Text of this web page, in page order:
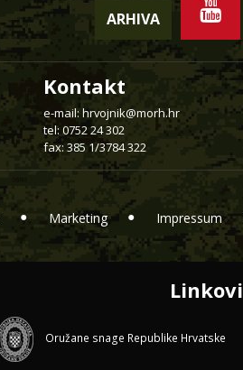
ARHIVA
Kontakt
e-mail: hrvojnik@morh.hr
tel: 0752 24 302
fax: 385 1/3784 322
Marketing Impressum
Linkovi
Oružane snage Republike Hrvatske